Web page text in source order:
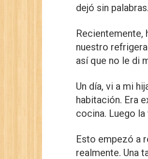
dejó sin palabras.
Recientemente,
nuestro
así que no le di
Un día, vi a mi
habitación. Era
cocina. Luego
Esto empezó a
realmente. Una